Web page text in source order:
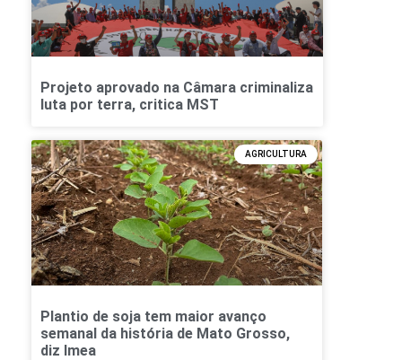
Projeto aprovado na Câmara criminaliza
luta por terra, critica MST
AGRICULTURA
Plantio de soja tem maior avanço
semanal da história de Mato Grosso,
diz Imea